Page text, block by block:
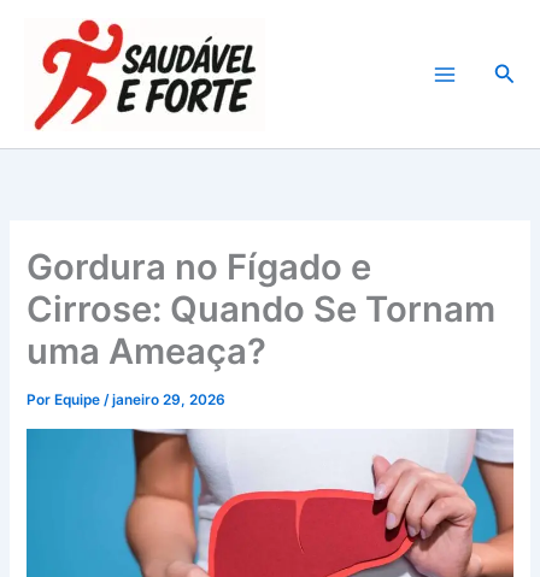
conteúdo
Gordura no Fígado e
Cirrose: Quando Se Tornam
uma Ameaça?
Por Equipe/janeiro 29, 2026